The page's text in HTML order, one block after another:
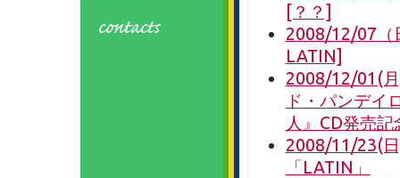
[？？]
2008/12/07
LATIN]
2008/12/01(
ド・パンデイ
人』CD発売
2008/11/23(
「LATIN」